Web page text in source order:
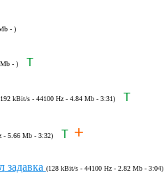
- )
- ) T
kBit/s - 44100 Hz - 4.84 Mb - 3:31) T
- 5.66 Mb - 3:32) T +
задавка (128 kBit/s - 44100 Hz - 2.82 Mb - 3:04)